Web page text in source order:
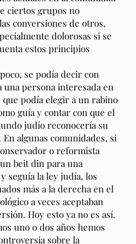
ciertos grupos no
conversiones de otros,
dolorosas si se
estos principios
se podía decir con
una persona interesada en
podía elegir a un rabino
guía y contar con que el
judío reconocería su
algunas comunidades, si
o reformista
beit din para una
seguía la ley judía, los
más a la derecha en el
a veces aceptaban
Hoy esto ya no es así.
uno o dos años hemos
sobre la